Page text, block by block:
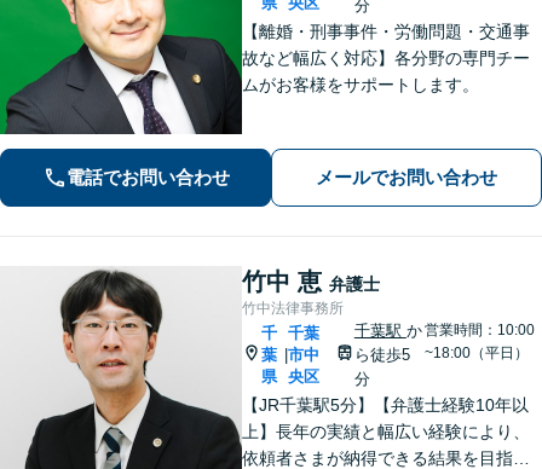
分
【離婚・刑事事件・労働問題・交通事
故など幅広く対応】各分野の専門チー
ムがお客様をサポートします。
電話でお問い合わせ メールでお問い合わせ
竹中 恵 弁護士
竹中法律事務所
千
葉
県
|
千葉
市中
央区
千葉駅 か
ら徒歩5
分
営業時間：10:00
~18:00（平日）
【JR千葉駅5分】【弁護士経験10年以
上】長年の実績と幅広い経験により、
依頼者さまが納得できる結果を目指し